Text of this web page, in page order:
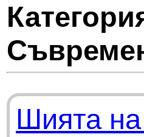
Шията